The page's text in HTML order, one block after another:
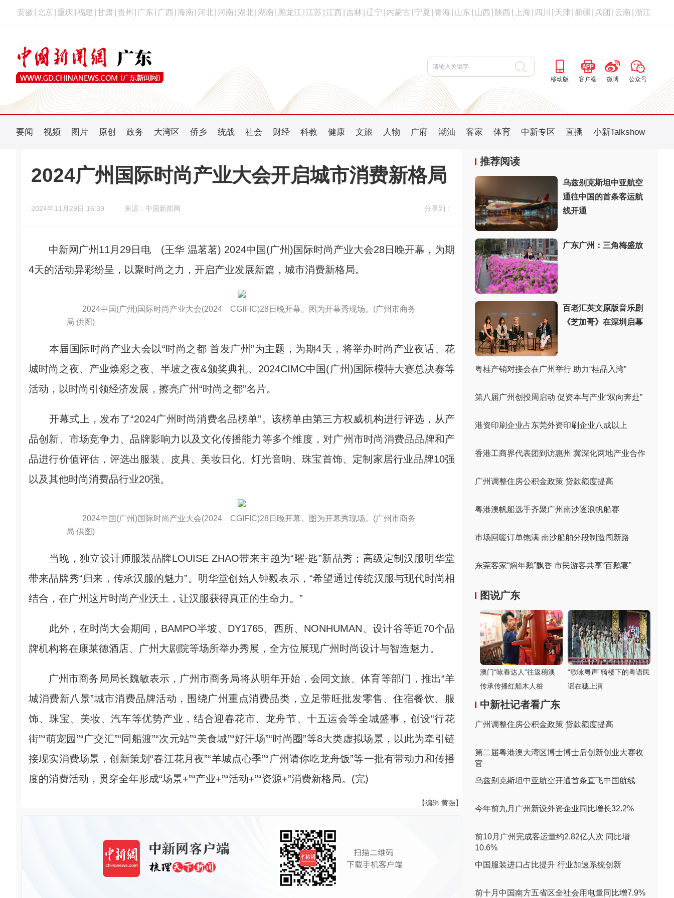
安徽 北京 重庆 福建 甘肃 贵州 广东 广西 海南 河北 河南 湖北 湖南 黑龙江 江苏 江西 吉林 辽宁 内蒙古 宁夏 青海 山东 山西 陕西 上海 四川 天津 新疆 兵团 云南 浙江
移动版 客户端 微博 公众号
要闻 视频 图片 原创 政务 大湾区 侨乡 统战 社会 财经 科教 健康 文旅 人物 广府 潮汕 客家 体育 中新专区 直播 小新Talkshow
2024广州国际时尚产业大会开启城市消费新格局
2024年11月29日 16:39 来源：中国新闻网 分享到：
中新网广州11月29日电 (王华 温茗茗) 2024中国(广州)国际时尚产业大会28日晚开幕，为期
4天的活动异彩纷呈，以聚时尚之力，开启产业发展新篇，城市消费新格局。
2024中国(广州)国际时尚产业大会(2024 CGIFIC)28日晚开幕。图为开幕秀现场。(广州市商务
局 供图)
本届国际时尚产业大会以“时尚之都 首发广州”为主题，为期4天，将举办时尚产业夜话、花
城时尚之夜、产业焕彩之夜、半坡之夜&颁奖典礼、2024CIMC中国(广州)国际模特大赛总决赛等
活动，以时尚引领经济发展，擦亮广州“时尚之都”名片。
开幕式上，发布了“2024广州时尚消费名品榜单”。该榜单由第三方权威机构进行评选，从产
品创新、市场竞争力、品牌影响力以及文化传播能力等多个维度，对广州市时尚消费品品牌和产
品进行价值评估，评选出服装、皮具、美妆日化、灯光音响、珠宝首饰、定制家居行业品牌10强
以及其他时尚消费品行业20强。
2024中国(广州)国际时尚产业大会(2024 CGIFIC)28日晚开幕。图为开幕秀现场。(广州市商务
局 供图)
当晚，独立设计师服装品牌LOUISE ZHAO带来主题为“曜·匙”新品秀；高级定制汉服明华堂
带来品牌秀“归来，传承汉服的魅力”。明华堂创始人钟毅表示，“希望通过传统汉服与现代时尚相
结合，在广州这片时尚产业沃土，让汉服获得真正的生命力。”
此外，在时尚大会期间，BAMPO半坡、DY1765、西所、NONHUMAN、设计谷等近70个品
牌机构将在康莱德酒店、广州大剧院等场所举办秀展，全方位展现广州时尚设计与智造魅力。
广州市商务局局长魏敏表示，广州市商务局将从明年开始，会同文旅、体育等部门，推出“羊
城消费新八景”城市消费品牌活动，围绕广州重点消费品类，立足带旺批发零售、住宿餐饮、服
饰、珠宝、美妆、汽车等优势产业，结合迎春花市、龙舟节、十五运会等全城盛事，创设“行花
街”“萌宠园”“广交汇”“同船渡”“次元站”“美食城”“好汗场”“时尚圈”等8大类虚拟场景，以此为牵引链
接现实消费场景，创新策划“春江花月夜”“羊城点心季”“广州请你吃龙舟饭”等一批有带动力和传播
度的消费活动，贯穿全年形成“场景+”“产业+”“活动+”“资源+”消费新格局。(完)
【编辑:黄强】
推荐阅读
乌兹别克斯坦中亚航空
通往中国的首条客运航
线开通
广东广州：三角梅盛放
百老汇英文原版音乐剧
《芝加哥》在深圳启幕
粤桂产销对接会在广州举行 助力“桂品入湾”
第八届广州创投周启动 促资本与产业“双向奔赴”
港资印刷企业占东莞外资印刷企业八成以上
香港工商界代表团到访惠州 冀深化两地产业合作
广州调整住房公积金政策 贷款额度提高
粤港澳帆船选手齐聚广州南沙逐浪帆船赛
市场回暖订单饱满 南沙船舶分段制造闯新路
东莞客家“焖年鹅”飘香 市民游客共享“百鹅宴”
图说广东
澳门“咏春达人”往返穗澳
传承传播红船木人桩
“歌咏粤声”骑楼下的粤语民
谣在穗上演
中新社记者看广东
广州调整住房公积金政策 贷款额度提高
第二届粤港澳大湾区博士博士后创新创业大赛收
官
乌兹别克斯坦中亚航空开通首条直飞中国航线
今年前九月广州新设外资企业同比增长32.2%
前10月广州完成客运量约2.82亿人次 同比增
10.6%
中国服装进口占比提升 行业加速系统创新
前十月中国南方五省区全社会用电量同比增7.9%